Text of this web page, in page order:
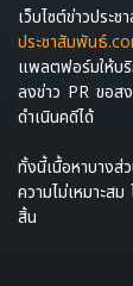
เว็บไซต์ข่าวปร
ประชาสัมพันธ์
แพลตฟอร์มให้บ
ลงข่าว PR ขอส
ดำเนินคดีได้
ทั้งนี้เนื้อหาบางส่
ความไม่เหมาะส
สิ้น